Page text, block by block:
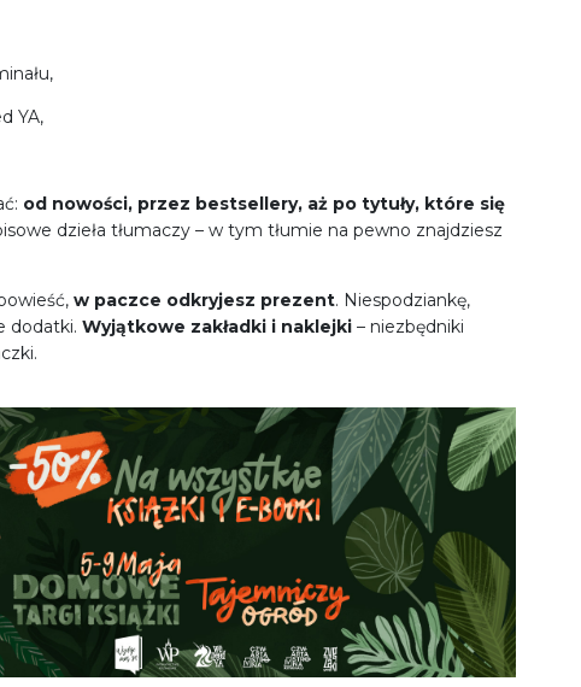
YA,
od nowości, przez bestsellery, aż po tytuły, które się
dzieła tłumaczy – w tym tłumie na pewno znajdziesz
w paczce odkryjesz prezent. Niespodziankę,
dodatki. Wyjątkowe zakładki i naklejki – niezbędniki